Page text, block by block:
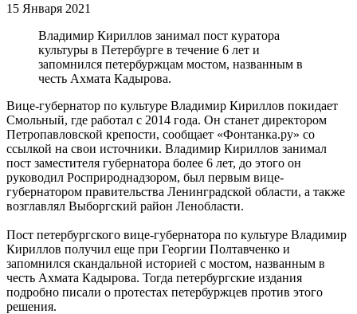
15 Января 2021
Владимир Кириллов занимал пост куратора
культуры в Петербурге в течение 6 лет и
запомнился петербуржцам мостом, названным в
честь Ахмата Кадырова.
Вице-губернатор по культуре Владимир Кириллов покидает
Смольный, где работал с 2014 года. Он станет директором
Петропавловской крепости, сообщает «Фонтанка.ру» со
ссылкой на свои источники. Владимир Кириллов занимал
пост заместителя губернатора более 6 лет, до этого он
руководил Росприроднадзором, был первым вице-
губернатором правительства Ленинградской области, а также
возглавлял Выборгский район Ленобласти.
Пост петербургского вице-губернатора по культуре Владимир
Кириллов получил еще при Георгии Полтавченко и
запомнился скандальной историей с мостом, названным в
честь Ахмата Кадырова. Тогда петербургские издания
подробно писали о протестах петербуржцев против этого
решения.